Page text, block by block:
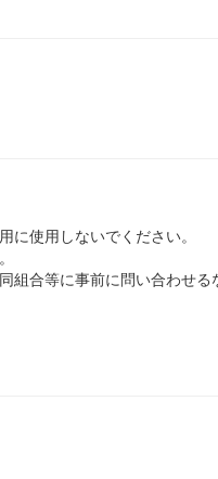
使用しないでください。
組合等に事前に問い合わせる